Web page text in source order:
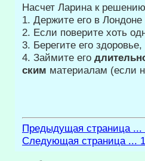
Насчет Ларина к
1. Держите его в Лондоне
2. Если поверите хоть
3. Берегите его
4. Займите его
ским материалам (если
Предыдущая страница ...
Следующая страница ...